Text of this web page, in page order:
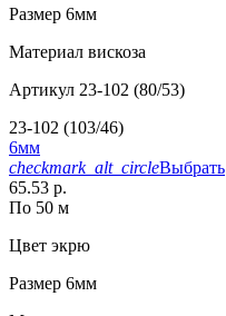
Размер 6мм
Материал вискоза
Артикул 23-102 (80/53)
23-102 (103/46)
6мм
checkmark_alt_circleВыбрать
65.53 р.
По 50 м
Цвет экрю
Размер 6мм